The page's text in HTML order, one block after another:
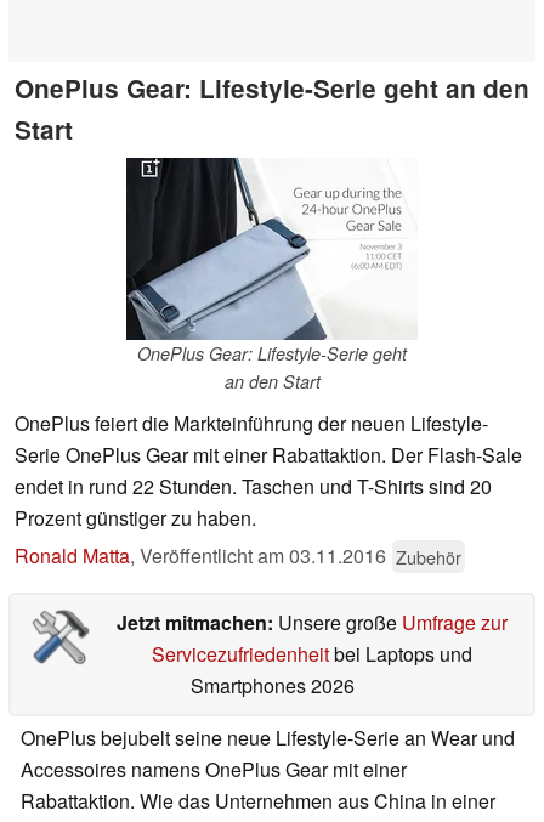
OnePlus Gear: Lifestyle-Serie geht an den
Start
OnePlus Gear: Lifestyle-Serie geht
an den Start
OnePlus feiert die Markteinführung der neuen Lifestyle-
Serie OnePlus Gear mit einer Rabattaktion. Der Flash-Sale
endet in rund 22 Stunden. Taschen und T-Shirts sind 20
Prozent günstiger zu haben.
Ronald Matta, Veröffentlicht am03.11.2016 Zubehör
Jetzt mitmachen: Unsere große Umfrage zur
Servicezufriedenheitbei Laptops und
Smartphones 2026
OnePlus bejubelt seine neue Lifestyle-Serie an Wear und
Accessoires namens OnePlus Gear mit einer
Rabattaktion. Wie das Unternehmen aus China in einer